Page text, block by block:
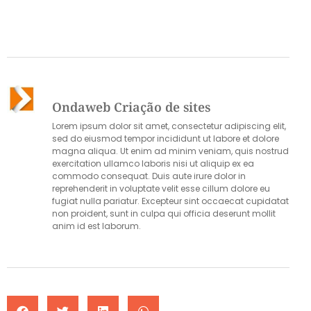
Ondaweb Criação de sites
Lorem ipsum dolor sit amet, consectetur adipiscing elit,
sed do eiusmod tempor incididunt ut labore et dolore
magna aliqua. Ut enim ad minim veniam, quis nostrud
exercitation ullamco laboris nisi ut aliquip ex ea
commodo consequat. Duis aute irure dolor in
reprehenderit in voluptate velit esse cillum dolore eu
fugiat nulla pariatur. Excepteur sint occaecat cupidatat
non proident, sunt in culpa qui officia deserunt mollit
anim id est laborum.